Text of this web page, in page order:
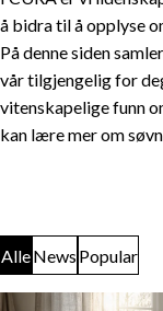
å bidra til å opplyse
På denne siden
vår tilgjengelig for
vitenskapelige funn
kan lære mer om
AlleNews Popular